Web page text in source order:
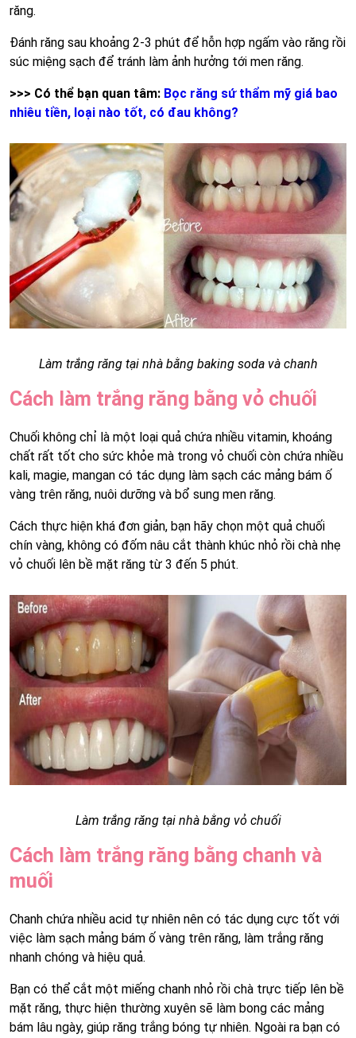
răng.
Đánh răng sau khoảng 2-3 phút để hỗn hợp ngấm vào răng rồi
súc miệng sạch để tránh làm ảnh hưởng tới men răng.
>>> Có thể bạn quan tâm: Bọc răng sứ thẩm mỹ giá bao
nhiêu tiền, loại nào tốt, có đau không?
Làm trắng răng tại nhà bằng baking soda và chanh
Cách làm trắng răng bằng vỏ chuối
Chuối không chỉ là một loại quả chứa nhiều vitamin, khoáng
chất rất tốt cho sức khỏe mà trong vỏ chuối còn chứa nhiều
kali, magie, mangan có tác dụng làm sạch các mảng bám ố
vàng trên răng, nuôi dưỡng và bổ sung men răng.
Cách thực hiện khá đơn giản, bạn hãy chọn một quả chuối
chín vàng, không có đốm nâu cắt thành khúc nhỏ rồi chà nhẹ
vỏ chuối lên bề mặt răng từ 3 đến 5 phút.
Làm trắng răng tại nhà bằng vỏ chuối
Cách làm trắng răng bằng chanh và
muối
Chanh chứa nhiều acid tự nhiên nên có tác dụng cực tốt với
việc làm sạch mảng bám ố vàng trên răng, làm trắng răng
nhanh chóng và hiệu quả.
Bạn có thể cắt một miếng chanh nhỏ rồi chà trực tiếp lên bề
mặt răng, thực hiện thường xuyên sẽ làm bong các mảng
bám lâu ngày, giúp răng trắng bóng tự nhiên. Ngoài ra bạn có